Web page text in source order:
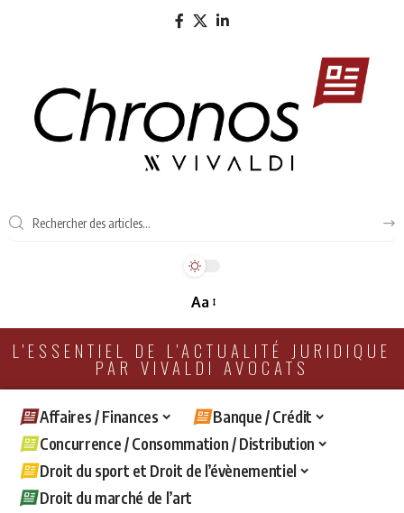
Aa
L'ESSENTIEL DE L'ACTUALITÉ JURIDIQUE
PAR VIVALDI AVOCATS
Affaires / Finances
Banque / Crédit
Concurrence / Consommation / Distribution
Droit du sport et Droit de l’évènementiel
Droit du marché de l’art